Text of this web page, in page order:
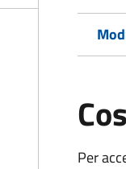
Per